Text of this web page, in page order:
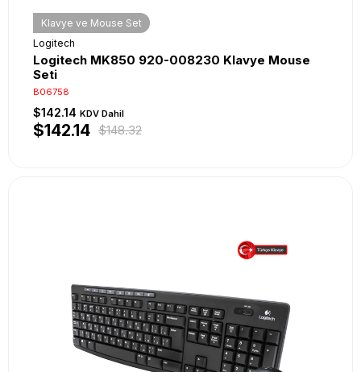
Klavye ve Mouse Set
Logitech
Logitech MK850 920-008230 Klavye Mouse
Seti
B06758
$142.14 KDV Dahil
$142.14 $148.32